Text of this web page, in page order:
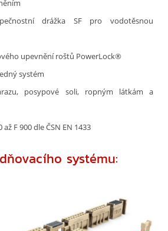
drážka SF pro vodotěsnou
upevnění roštů PowerLock®
systém
posypové soli, ropným látkám a
F 900 dle ČSN EN 1433
systému: